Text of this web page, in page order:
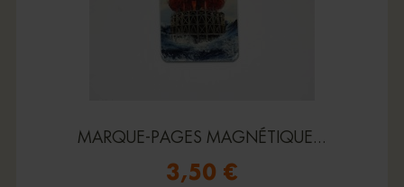
MARQUE-PAGES MAGNÉTIQUE...
3,50 €